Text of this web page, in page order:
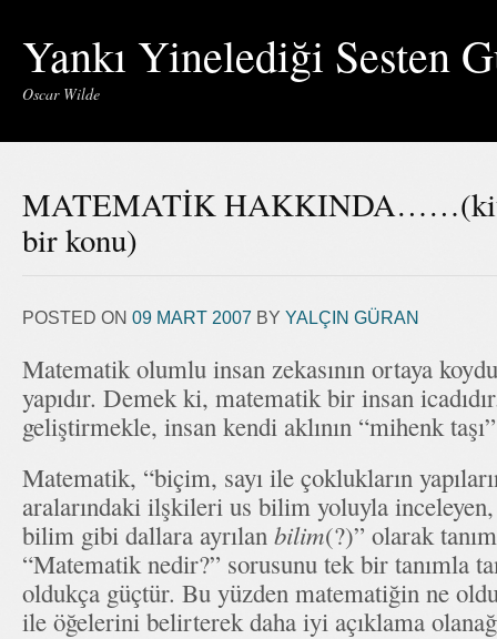
Yankı Yinelediği Sesten
Oscar Wilde
MATEMATİK
bir konu)
POSTED ON 09 MART 2007 BY YALÇIN GÜRAN
Matematik olumlu insan zekasının ortaya
yapıdır. Demek ki, matematik bir insan
geliştirmekle, insan kendi aklının “mihenk
Matematik, “biçim, sayı ile çoklukların
aralarındaki ilşkileri us bilim yoluyla
bilim gibi dallara ayrılan bilim(?)” olarak
“Matematik nedir?” sorusunu tek bir tanımla
oldukça güçtür. Bu yüzden matematiğin ne
ile öğelerini belirterek daha iyi açıklama